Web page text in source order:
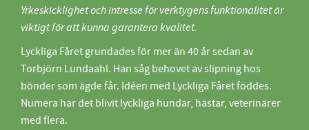
Yrkeskicklighet och intresse för verktygens funktionalitet är
viktigt för att kunna garantera kvalitet.
Lyckliga Fåret grundades för mer än 40 år sedan av
Torbjörn Lundaahl. Han såg behovet av slipning hos
bönder som ägde får. Idéen med Lyckliga Fåret föddes.
Numera har det blivit lyckliga hundar, hästar, veterinärer
med flera.